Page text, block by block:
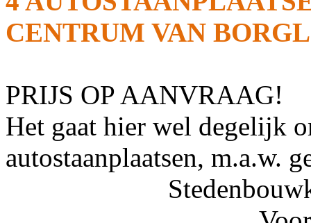
CENTRUM VAN
PRIJS OP AANVRAAG!
Het gaat hier wel degelijk
autostaanplaatsen, m.a.w.